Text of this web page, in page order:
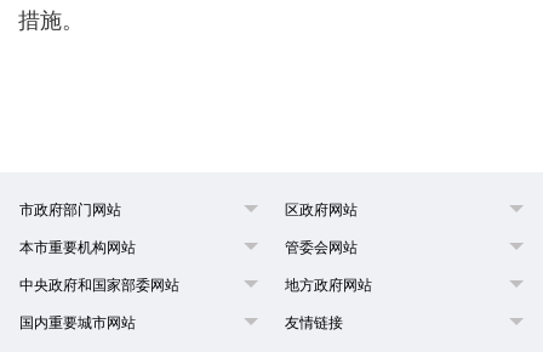
措施。
市政府部门网站 区政府网站
本市重要机构网站 管委会网站
中央政府和国家部委网站 地方政府网站
国内重要城市网站 友情链接